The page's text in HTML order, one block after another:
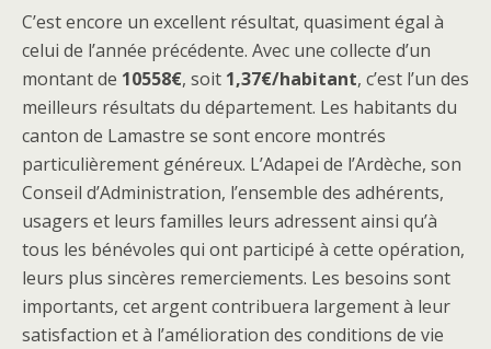
C’est encore un excellent résultat, quasiment égal à
celui de l’année précédente. Avec une collecte d’un
montant de 10558€, soit 1,37€/habitant, c’est l’un des
meilleurs résultats du département. Les habitants du
canton de Lamastre se sont encore montrés
particulièrement généreux. L’Adapei de l’Ardèche, son
Conseil d’Administration, l’ensemble des adhérents,
usagers et leurs familles leurs adressent ainsi qu’à
tous les bénévoles qui ont participé à cette opération,
leurs plus sincères remerciements. Les besoins sont
importants, cet argent contribuera largement à leur
satisfaction et à l’amélioration des conditions de vie